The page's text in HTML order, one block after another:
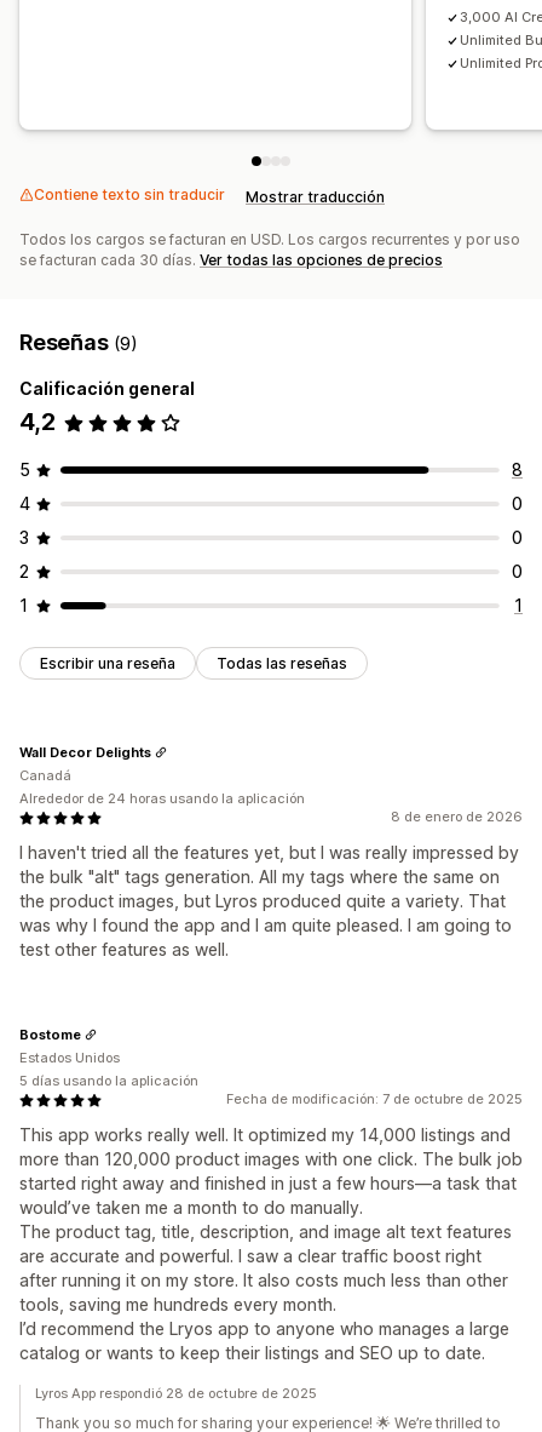
3,000 AI
Unlimited
Unlimited
Contiene texto sin traducir Mostrar traducción
Todos los cargos se facturan en USD. Los cargos recurrentes y por uso
se facturan cada 30 días. Ver todas las opciones de precios
Reseñas (9)
Calificación general
4,2
5
8
4
0
3
0
2
0
1
1
Escribir una reseña Todas las reseñas
8 de enero de 2026
I haven't tried all the features yet, but I was really impressed by
the bulk "alt" tags generation. All my tags where the same on
the product images, but Lyros produced quite a variety. That
was why I found the app and I am quite pleased. I am going to
test other features as well.
Wall Decor Delights
Canadá
Alrededor de 24 horas usando la aplicación
Fecha de modificación: 7 de octubre de 2025
This app works really well. It optimized my 14,000 listings and
more than 120,000 product images with one click. The bulk job
started right away and finished in just a few hours—a task that
would’ve taken me a month to do manually.
The product tag, title, description, and image alt text features
are accurate and powerful. I saw a clear traffic boost right
after running it on my store. It also costs much less than other
tools, saving me hundreds every month.
I’d recommend the Lryos app to anyone who manages a large
catalog or wants to keep their listings and SEO up to date.
Bostome
Estados Unidos
5 días usando la aplicación
Lyros App respondió 28 de octubre de 2025
Thank you so much for sharing your experience! 🌟 We’re thrilled to